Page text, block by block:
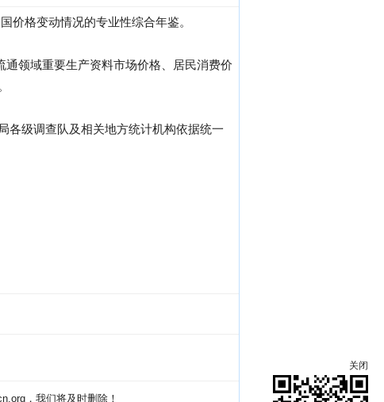
价格变动情况的专业性综合年鉴。
领域重要生产资料市场价格、居民消费价
各级调查队及相关地方统计机构依据统一
，我们将及时删除！
关闭